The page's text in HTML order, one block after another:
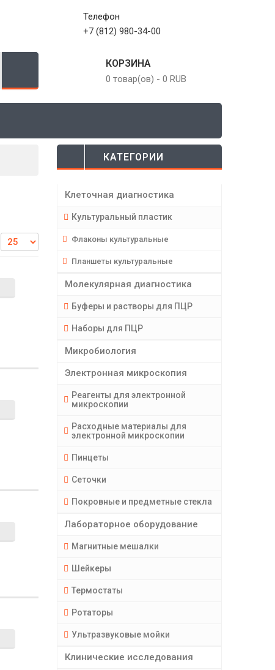
Телефон
+7 (812) 980-34-00
КОРЗИНА
0 товар(ов) - 0 RUB
КАТЕГОРИИ
Клеточная диагностика
Культуральный пластик
Флаконы культуральные
Планшеты культуральные
Молекулярная диагностика
Буферы и растворы для ПЦР
Наборы для ПЦР
Микробиология
Электронная микроскопия
Реагенты для электронной
микроскопии
Расходные материалы для
электронной микроскопии
Пинцеты
Сеточки
Покровные и предметные стекла
Лабораторное оборудование
Магнитные мешалки
Шейкеры
Термостаты
Ротаторы
Ультразвуковые мойки
Клинические исследования